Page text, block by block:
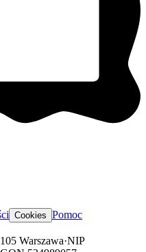
Cookies Pomoc
Warszawa·NIP